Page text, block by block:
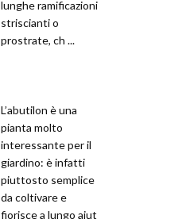
lunghe ramificazioni
striscianti o
prostrate, ch ...
L’abutilon è una
pianta molto
interessante per il
giardino: è infatti
piuttosto semplice
da coltivare e
fiorisce a lungo aiut